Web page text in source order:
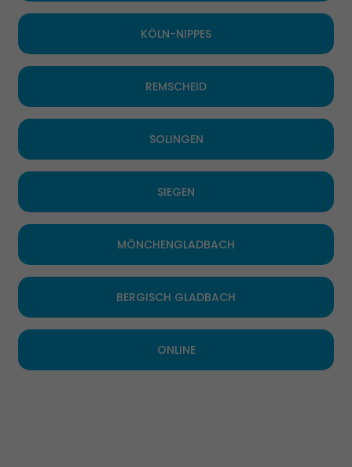
KÖLN-NIPPES
REMSCHEID
SOLINGEN
SIEGEN
MÖNCHENGLADBACH
BERGISCH GLADBACH
ONLINE